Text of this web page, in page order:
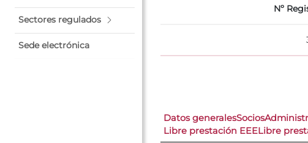
Sectores regulados
Sede electrónica
Nº
Datos generalesSocios
Libre prestación EEELibre